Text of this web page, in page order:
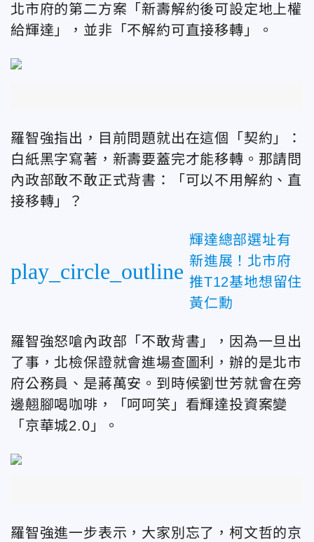
北市府的第二方案「新壽解約後可設定地上權
給輝達」，並非「不解約可直接移轉」。
羅智強指出，目前問題就出在這個「契約」：
白紙黑字寫著，新壽要蓋完才能移轉。那請問
內政部敢不敢正式背書：「可以不用解約、直
接移轉」？
play_circle_outline
輝達總部選址有
新進展！北市府
推T12基地想留住
黃仁勳
羅智強怒嗆內政部「不敢背書」，因為一旦出
了事，北檢保證就會進場查圖利，辦的是北市
府公務員、是蔣萬安。到時候劉世芳就會在旁
邊翹腳喝咖啡，「呵呵笑」看輝達投資案變
「京華城2.0」。
羅智強進一步表示，大家別忘了，柯文哲的京